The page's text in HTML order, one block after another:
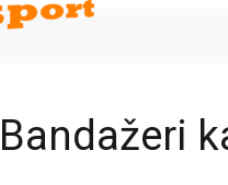
Bandažeri